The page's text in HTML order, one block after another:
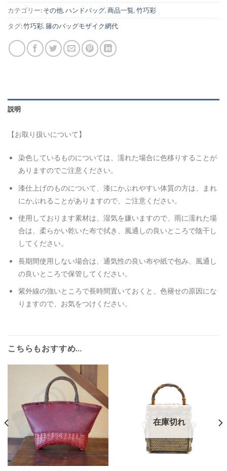
カテゴリー:その他,ハンドバッグ,商品一覧,竹巧彩
タグ:竹巧彩,籐のバッグモザイク網代
説明
【お取り扱いについて】
染色しているものについては、濡れた場合に色移りすることが
ありますのでご注意ください。
漆仕上げのものについて、漆にかぶれやすい体質の方は、まれ
にかぶれることがありますので、ご注意ください。
使用しております素材は、湿気を嫌いますので、雨に濡れた場
合は、柔らかい乾いた布で拭き、風通しの良いところで陰干し
してください。
長期間使用しない場合は、通気性の良い布や紙で包み、風通し
の良いところで保管してください。
紫外線の強いところで長時間置いておくと、色褪せの原因にな
りますので、お気をつけください。
こちらもおすすめ…
在庫切れ